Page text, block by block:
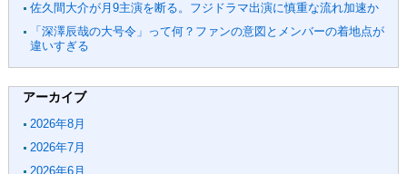
佐久間大介が月9主演を断る。フジドラマ出演に慎重な流れ加速か
「深澤辰哉の大号令」って何？ファンの意図とメンバーの着地点が
違いすぎる
アーカイブ
2026年8月
2026年7月
2026年6月